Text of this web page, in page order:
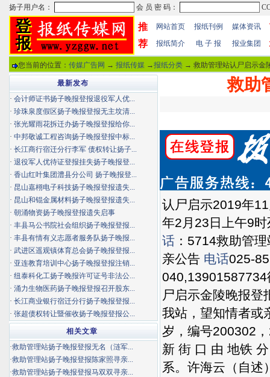
推
荐
网站首页 报纸刊例 媒体资讯
报纸简介 电 子 报 报业集团
您当前的位置： 传媒广告网 → 报纸传媒 →报纸分类 → 救助管理站认尸启示金
救助
认尸启示2019年
年2月23日上午9
话 ：5714救助管
亲公告 电话025-
040,13901587734
尸启示金陵晚报登
我站，望知情者或
岁，编号200302
新 街 口 由 地铁
系。许海云（自述
最新发布
· 会计师证书扬子晚报登报退役军人优...
· 珍珠泉度假区扬子晚报登报无主坟清...
· 张光耀雨花拆迁办扬子晚报登报给你...
· 中邦敬诚工程咨询扬子晚报登报中标...
· 长江商行宿迁分行李军 债权转让扬子...
· 退役军人优待证登报挂失扬子晚报登...
· 香山红叶集团澧县分公司 扬子晚报登...
· 昆山嘉栩电子科技扬子晚报登报遗失...
· 昆山和锟金属材料扬子晚报登报遗失...
· 朝涌物资扬子晚报登报遗失启事
· 丰县马公书院社会组织扬子晚报登报...
· 丰县有情有义志愿者服务队扬子晚报...
· 武进区遥观镇体育总会扬子晚报登报...
· 亚连教育培训中心扬子晚报登报注销...
· 纽泰科化工扬子晚报许可证号非法公...
· 涌力生物医药扬子晚报登报召开股东...
· 长江商业银行宿迁分行扬子晚报登报...
· 张超债权转让暨催收扬子晚报登报公...
相关文章
·救助管理站扬子晚报登报无名（涟军...
·救助管理站扬子晚报登报陈家照寻亲...
·救助管理站扬子晚报登报马双双寻亲...